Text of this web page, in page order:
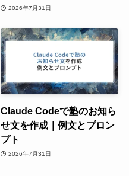
2026年7月31日
Claude Codeで塾のお知ら
せ文を作成｜例文とプロン
プト
2026年7月31日